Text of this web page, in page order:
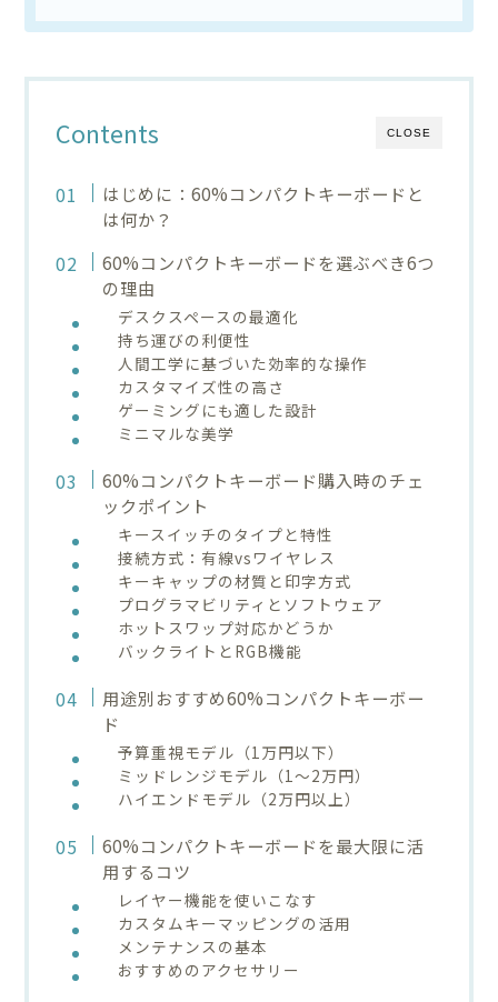
CLOSE
Contents
はじめに：60%コンパクトキーボードと
は何か？
60%コンパクトキーボードを選ぶべき6つ
の理由
デスクスペースの最適化
持ち運びの利便性
人間工学に基づいた効率的な操作
カスタマイズ性の高さ
ゲーミングにも適した設計
ミニマルな美学
60%コンパクトキーボード購入時のチェ
ックポイント
キースイッチのタイプと特性
接続方式：有線vsワイヤレス
キーキャップの材質と印字方式
プログラマビリティとソフトウェア
ホットスワップ対応かどうか
バックライトとRGB機能
用途別おすすめ60%コンパクトキーボー
ド
予算重視モデル（1万円以下）
ミッドレンジモデル（1〜2万円）
ハイエンドモデル（2万円以上）
60%コンパクトキーボードを最大限に活
用するコツ
レイヤー機能を使いこなす
カスタムキーマッピングの活用
メンテナンスの基本
おすすめのアクセサリー